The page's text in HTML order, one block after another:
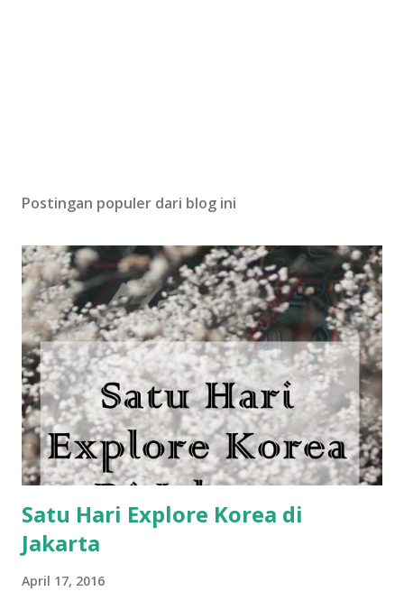
Postingan populer dari blog ini
Satu Hari Explore Korea di
Jakarta
April 17, 2016